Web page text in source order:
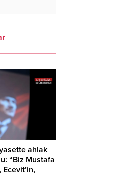
ahlak
“Biz Mustafa
Ecevit’in,